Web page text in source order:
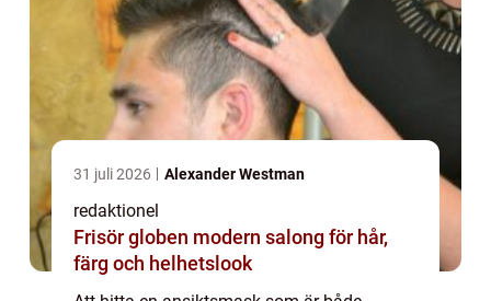
31 juli 2026 Alexander Westman
redaktionel
Frisör globen modern salong för hår,
färg och helhetslook